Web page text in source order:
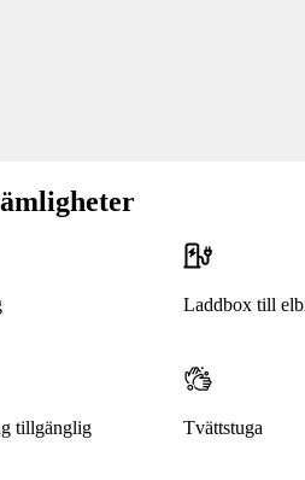
Laddbox till
tillgänglig Tvättstuga